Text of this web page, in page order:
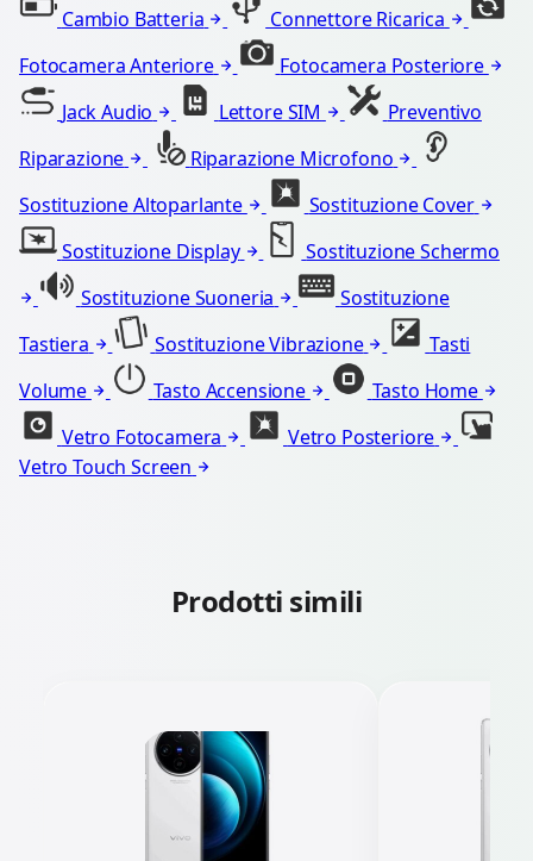
Cambio Batteria
Connettore Ricarica
Fotocamera Anteriore
Fotocamera Posteriore
Jack Audio
Lettore SIM
Preventivo
Riparazione
Riparazione Microfono
Sostituzione Altoparlante
Sostituzione Cover
Sostituzione Display
Sostituzione Schermo
Sostituzione Suoneria
Sostituzione
Tastiera
Sostituzione Vibrazione
Tasti
Volume
Tasto Accensione
Tasto Home
Vetro Fotocamera
Vetro Posteriore
Vetro Touch Screen
Prodotti simili